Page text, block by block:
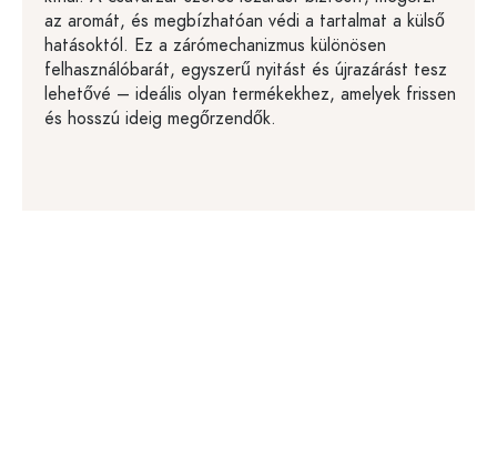
az aromát, és megbízhatóan védi a tartalmat a külső
hatásoktól. Ez a zárómechanizmus különösen
felhasználóbarát, egyszerű nyitást és újrazárást tesz
lehetővé – ideális olyan termékekhez, amelyek frissen
és hosszú ideig megőrzendők.